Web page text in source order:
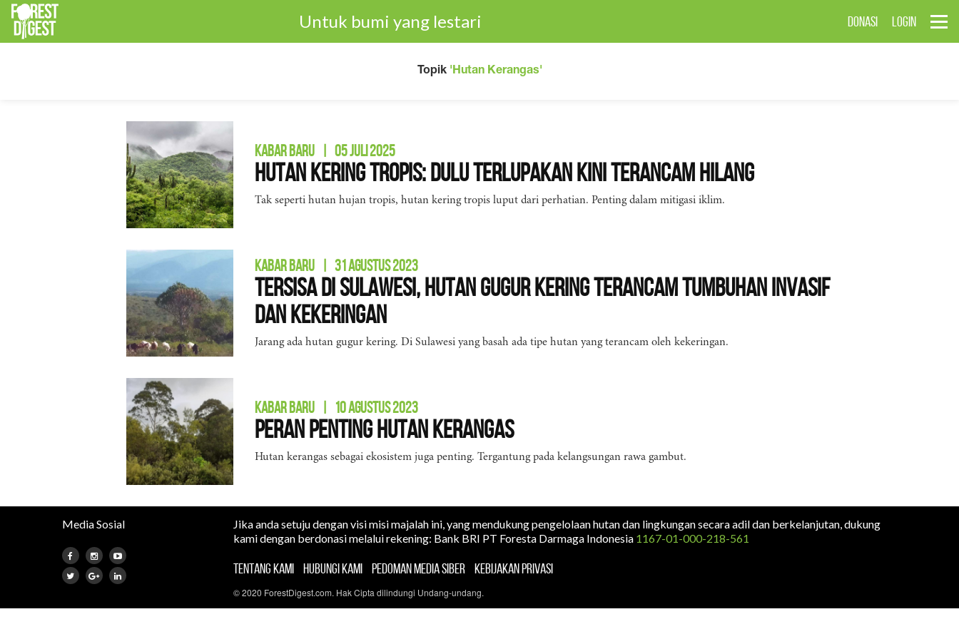
Untuk bumi yang lestari DONASI LOGIN
Topik 'Hutan Kerangas'
KABAR BARU 05 JULI 2025
Hutan Kering Tropis: Dulu Terlupakan Kini Terancam Hilang
Tak seperti hutan hujan tropis, hutan kering tropis luput dari perhatian. Penting dalam mitigasi iklim.
KABAR BARU 31 AGUSTUS 2023
Tersisa di Sulawesi, Hutan Gugur Kering Terancam Tumbuhan Invasif
dan Kekeringan
Jarang ada hutan gugur kering. Di Sulawesi yang basah ada tipe hutan yang terancam oleh kekeringan.
KABAR BARU 10 AGUSTUS 2023
Peran Penting Hutan Kerangas
Hutan kerangas sebagai ekosistem juga penting. Tergantung pada kelangsungan rawa gambut.
Media Sosial
Jika anda setuju dengan visi misi majalah ini, yang mendukung pengelolaan hutan dan lingkungan secara adil dan berkelanjutan, dukung
kami dengan berdonasi melalui rekening: Bank BRI PT Foresta Darmaga Indonesia 1167-01-000-218-561
TENTANG KAMI HUBUNGI KAMI PEDOMAN MEDIA SIBER KEBIJAKAN PRIVASI
© 2020 ForestDigest.com. Hak Cipta dilindungi Undang-undang.